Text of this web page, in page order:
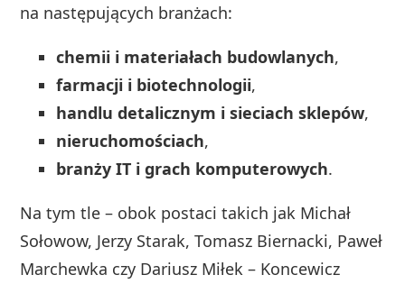
na następujących branżach:
chemii i materiałach budowlanych,
farmacji i biotechnologii,
handlu detalicznym i sieciach sklepów,
nieruchomościach,
branży IT i grach komputerowych.
Na tym tle – obok postaci takich jak Michał
Sołowow, Jerzy Starak, Tomasz Biernacki, Paweł
Marchewka czy Dariusz Miłek – Koncewicz